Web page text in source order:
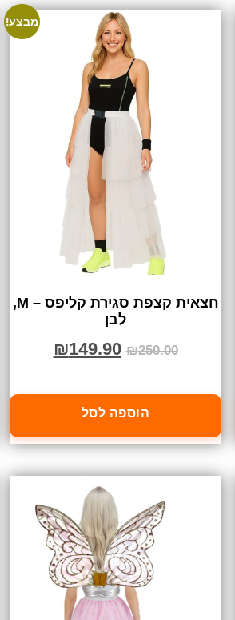
מבצע!
חצאית קצפת סגירת קליפס – M,
לבן
₪250.00
₪149.90
הוספה לסל